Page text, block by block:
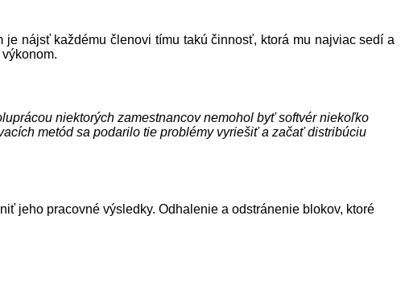
je nájsť každému členovi tímu takú činnosť, ktorá mu najviac sedí a
niektorých zamestnancov nemohol byť softvér niekoľko
metód sa podarilo tie problémy vyriešiť a začať distribúciu
jeho pracovné výsledky. Odhalenie a odstránenie blokov, ktoré